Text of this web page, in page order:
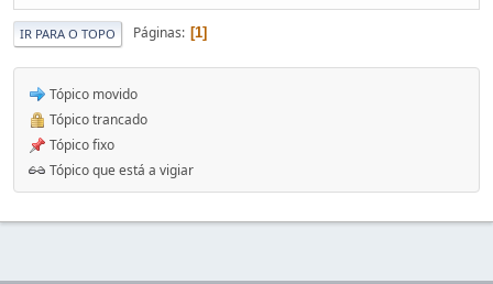
IR PARA O TOPO Páginas 1
Tópico movido
Tópico trancado
Tópico fixo
Tópico que está a vigiar